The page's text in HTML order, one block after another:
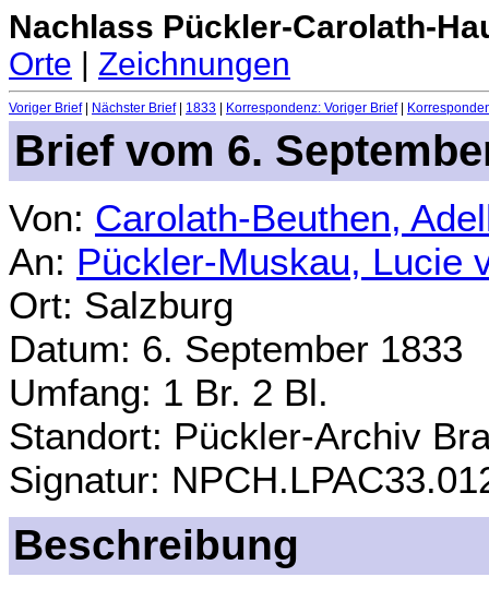
Nachlass Pückler-Carolath-
Orte | Zeichnungen
Voriger Brief| Nächster Brief| 1833 Korrespondenz: Voriger Brief|
Brief vom 6.
Von: Carolath-Beuthen,
An: Pückler-Muskau, Lucie
Ort: Salzburg
Datum: 6. September 1833
Umfang: 1 Br. 2 Bl.
Standort: Pückler-Archiv
Signatur:
Beschreibung